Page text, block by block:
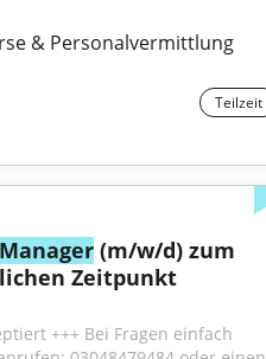
& Personalvermittlung
Teilzeit
(m/w/d) zum
Zeitpunkt
+++ Bei Fragen einfach